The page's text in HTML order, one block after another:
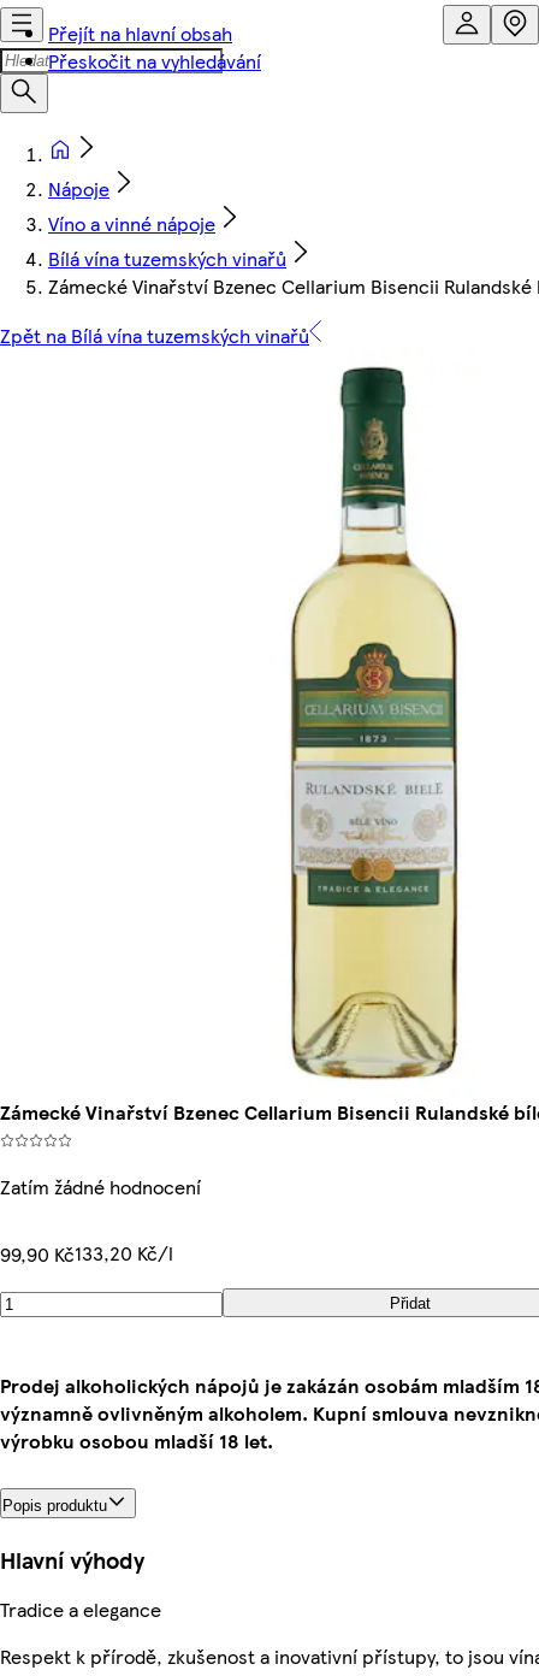
Přejít na hlavní obsah
Přeskočit na vyhledávání
Nápoje
Víno a vinné nápoje
Bílá vína tuzemských vinařů
Zámecké Vinařství Bzenec Cellarium Bisencii
Zpět na Bílá vína tuzemských vinařů
Zámecké Vinařství Bzenec Cellarium Bisencii Rulandské
Zatím žádné hodnocení
99,90 Kč133,20 Kč/l
Přidat
Prodej alkoholických nápojů je zakázán osobám mladším
významně ovlivněným alkoholem. Kupní smlouva
výrobku osobou mladší 18 let.
Popis produktu
Hlavní výhody
Tradice a elegance
Respekt k přírodě, zkušenost a inovativní přístupy, to jsou